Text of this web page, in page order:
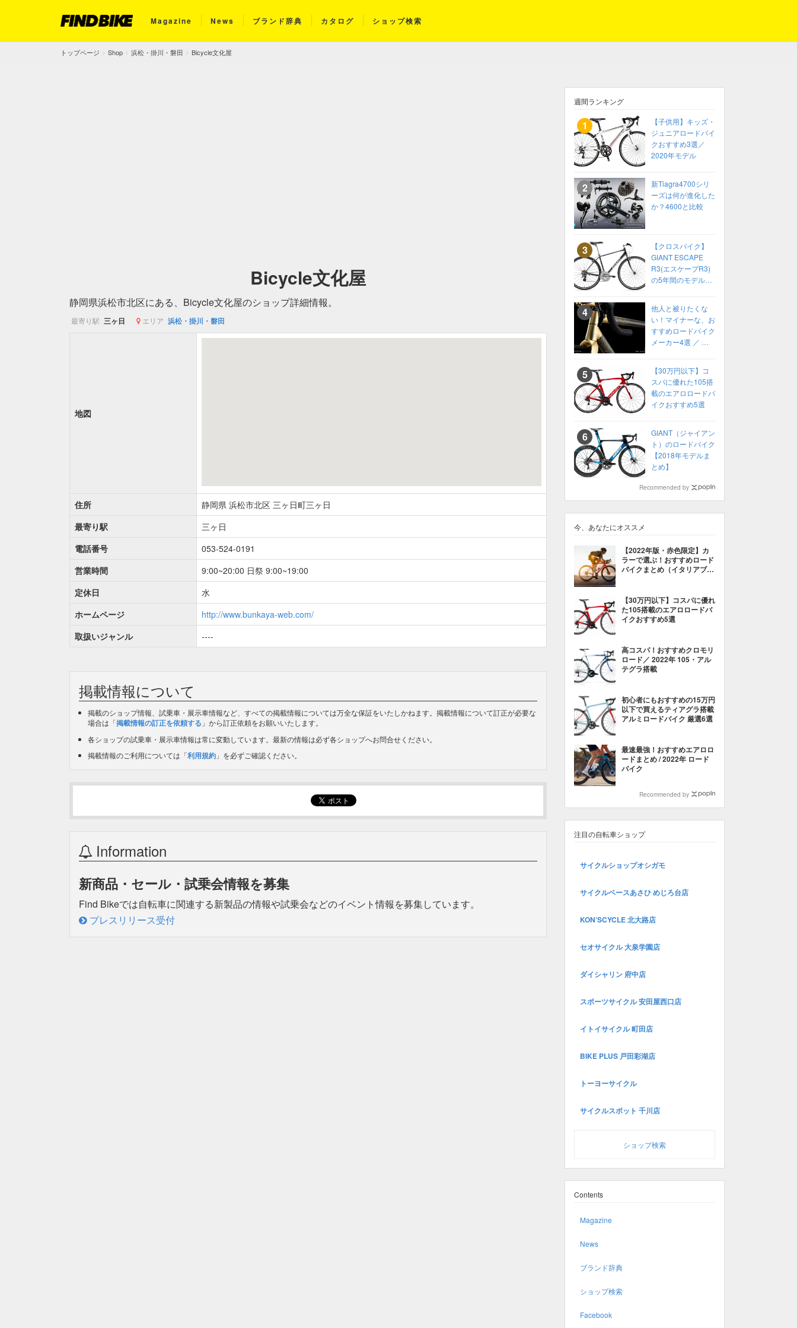
Magazine News ブランド辞典 カタログ ショップ検索
トップページ Shop 浜松・掛川・磐田 Bicycle文化屋
Bicycle文化屋
静岡県浜松市北区にある、Bicycle文化屋のショップ詳細情報。
最寄り駅 三ヶ日 エリア 浜松・掛川・磐田
地図
住所 静岡県 浜松市北区 三ヶ日町三ヶ日
最寄り駅
三ヶ日
電話番号
053-524-0191
営業時間
9:00~20:00 日祭 9:00~19:00
定休日
水
ホームページ
http://www.bunkaya-web.com/
取扱いジャンル
----
掲載情報について
掲載のショップ情報、試乗車・展示車情報など、すべての掲載情報については万全な保証をいたしかねます。掲載情報について訂正が必要な
場合は「掲載情報の訂正を依頼する 」から訂正依頼をお願いいたします。
各ショップの試乗車・展示車情報は常に変動しています。最新の情報は必ず各ショップへお問合せください。
掲載情報のご利用については「利用規約 」を必ずご確認ください。
Information
新商品・セール・試乗会情報を募集
Find Bikeでは自転車に関連する新製品の情報や試乗会などのイベント情報を募集しています。
プレスリリース受付
週間ランキング
【子供用】キッズ・
ジュニアロードバイ
クおすすめ3選／
2020年モデル
新Tiagra4700シリ
ーズは何が進化した
か？4600と比較
【クロスバイク】
GIANT ESCAPE
R3(エスケープR3)
の5年間のモデル変
他人と被りたくな
い！マイナーな、お
すすめロードバイク
メーカー4選 ／ 高
ーダーも！
【30万円以下】コ
スパに優れた105搭
載のエアロロードバ
イクおすすめ5選
GIANT（ジャイアン
ト）のロードバイク
【2018年モデルま
とめ】
Recommended by
今、あなたにオススメ
【2022年版・赤色限定】カ
ラーで選ぶ！おすすめロード
バイクまとめ（イタリアブラ
【30万円以下】コスパに優れ
た105搭載のエアロロードバ
イクおすすめ5選
高コスパ！おすすめクロモリ
ロード／ 2022年 105・アル
テグラ搭載
初心者にもおすすめの15万円
以下で買えるティアグラ搭載
アルミロードバイク 厳選6選
最速最強！おすすめエアロロ
ードまとめ / 2022年 ロード
バイク
Recommended by
注目の自転車ショップ
サイクルショップオシガモ
サイクルベースあさひ めじろ台店
KON’SCYCLE 北大路店
セオサイクル 大泉学園店
ダイシャリン 府中店
スポーツサイクル 安田屋西口店
イトイサイクル 町田店
BIKE PLUS 戸田彩湖店
トーヨーサイクル
サイクルスポット 千川店
ショップ検索
Contents
Magazine
News
ブランド辞典
ショップ検索
Facebook